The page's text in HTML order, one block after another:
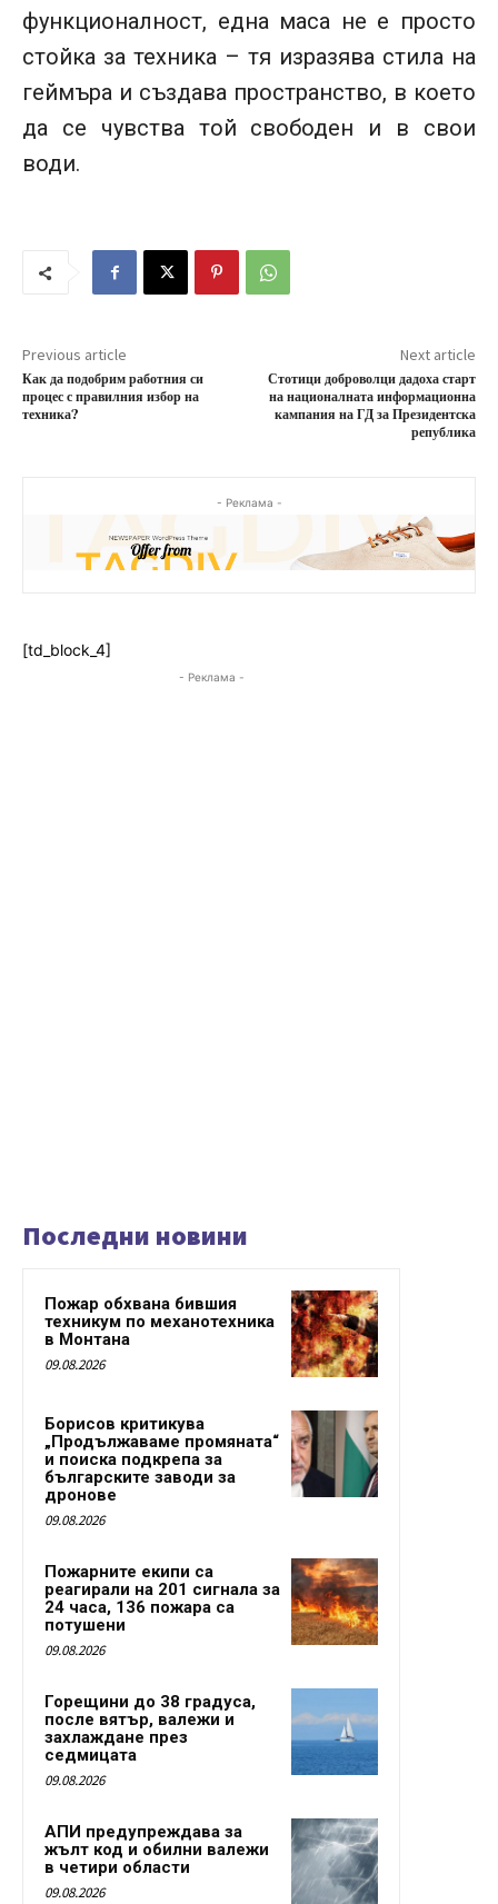
функционалност, една маса не е просто
стойка за техника – тя изразява стила на
геймъра и създава пространство, в което
да се чувства той свободен и в свои
води.
Previous article
Как да подобрим работния си
процес с правилния избор на
техника?
Next article
Стотици доброволци дадоха старт
на националната информационна
кампания на ГД за Президентска
република
- Реклама -
[td_block_4]
- Реклама -
Последни новини
Пожар обхвана бившия
техникум по механотехника
в Монтана
09.08.2026
Борисов критикува
„Продължаваме промяната“
и поиска подкрепа за
българските заводи за
дронове
09.08.2026
Пожарните екипи са
реагирали на 201 сигнала за
24 часа, 136 пожара са
потушени
09.08.2026
Горещини до 38 градуса,
после вятър, валежи и
захлаждане през
седмицата
09.08.2026
АПИ предупреждава за
жълт код и обилни валежи
в четири области
09.08.2026